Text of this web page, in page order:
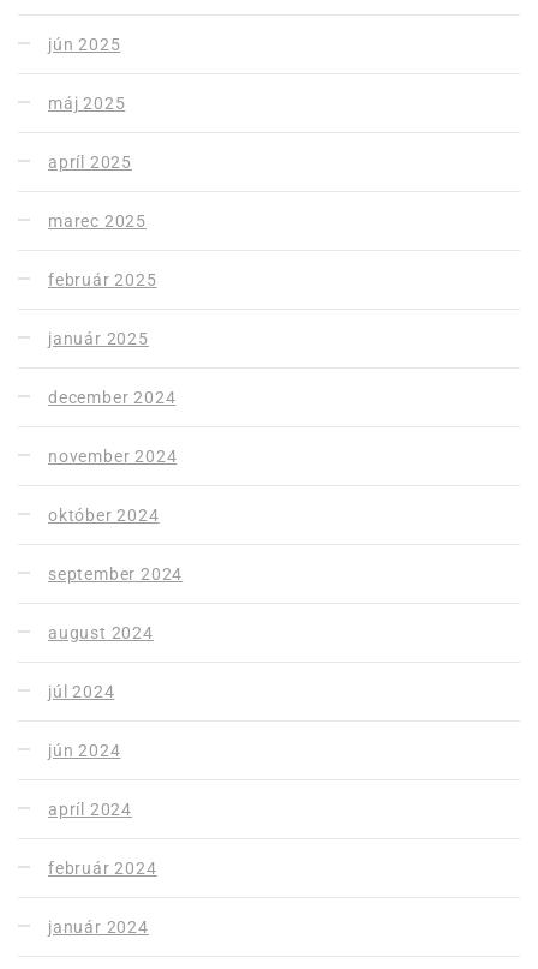
jún 2025
máj 2025
apríl 2025
marec 2025
február 2025
január 2025
december 2024
november 2024
október 2024
september 2024
august 2024
júl 2024
jún 2024
apríl 2024
február 2024
január 2024